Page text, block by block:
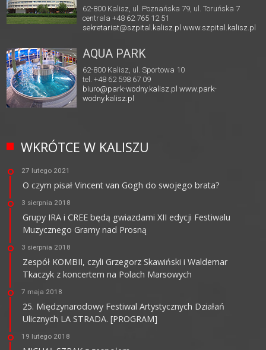
62-800 Kalisz, ul. Poznańska 79, ul. Toruńska 7
centrala +48 62 765 12 51
sekretariat@szpital.kalisz.pl www.szpital.kalisz.pl
AQUA PARK
62-800 Kalisz, ul. Sportowa 10
tel. +48 62 598 67 09
biuro@park-wodny.kalisz.pl www.park-
wodny.kalisz.pl
WKRÓTCE W KALISZU
27 lutego 2021
O czym pisał Vincent van Gogh do swojego brata?
3 sierpnia 2018
Grupy IRA i CREE będą gwiazdami XII edycji Festiwalu
Muzycznego Gramy nad Prosną
3 sierpnia 2018
Zespół KOMBII, czyli Grzegorz Skawiński i Waldemar
Tkaczyk z koncertem na Polach Marsowych
7 maja 2018
25. Międzynarodowy Festiwal Artystycznych Działań
Ulicznych LA STRADA. [PROGRAM]
19 lutego 2018